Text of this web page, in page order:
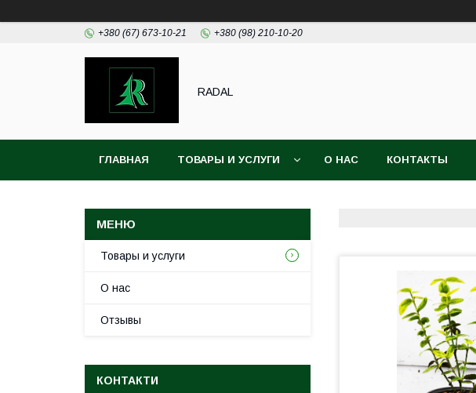
+380 (67) 673-10-21 +380 (98) 210-10-20
RADAL
ГЛАВНАЯ ТОВАРЫ И УСЛУГИ О НАС КОНТАКТЫ
Товары и услуги
О нас
Отзывы
КОНТАКТИ